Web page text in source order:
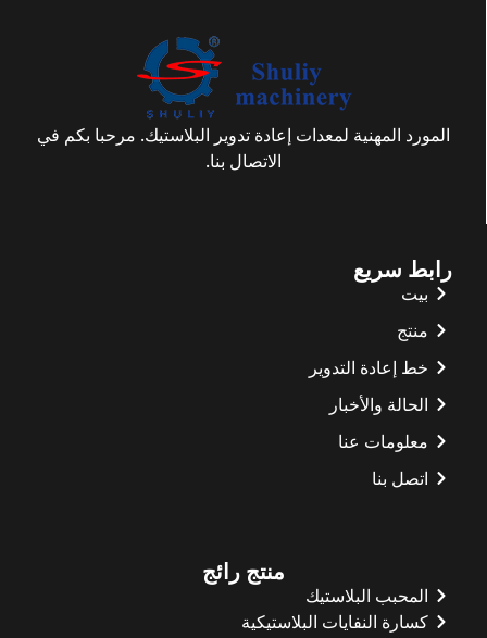
المورد المهنية لمعدات إعادة تدوير البلاستيك. مرحبا بكم في
الاتصال بنا.
رابط سريع
بيت
منتج
خط إعادة التدوير
الحالة والأخبار
معلومات عنا
اتصل بنا
منتج رائج
المحبب البلاستيك
كسارة النفايات البلاستيكية Email